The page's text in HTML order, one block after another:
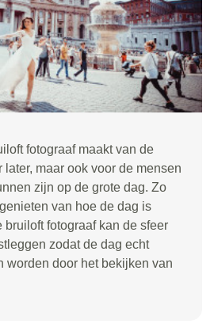
fotograaf maakt van de
later, maar ook voor de mensen
zijn op de grote dag. Zo
van hoe de dag is
fotograaf kan de sfeer
zodat de dag echt
worden door het bekijken van